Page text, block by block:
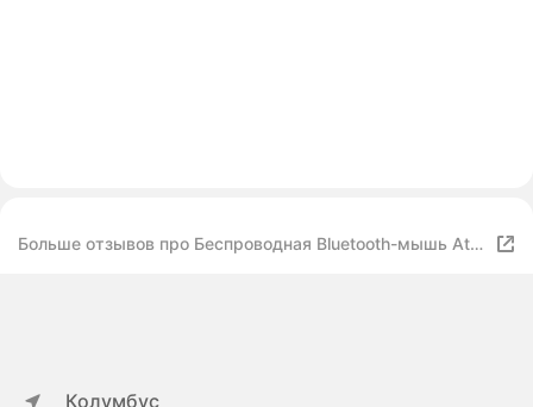
Больше отзывов про Беспроводная Bluetooth-мышь Atk
Колумбус